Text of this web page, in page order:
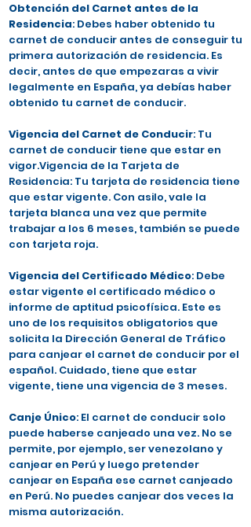
Obtención del Carnet antes de la
Residencia: Debes haber obtenido tu
carnet de conducir antes de conseguir tu
primera autorización de residencia. Es
decir, antes de que empezaras a vivir
legalmente en España, ya debías haber
obtenido tu carnet de conducir.
Vigencia del Carnet de Conducir: Tu
carnet de conducir tiene que estar en
vigor.Vigencia de la Tarjeta de
Residencia: Tu tarjeta de residencia tiene
que estar vigente. Con asilo, vale la
tarjeta blanca una vez que permite
trabajar a los 6 meses, también se puede
con tarjeta roja.
Vigencia del Certificado Médico: Debe
estar vigente el certificado médico o
informe de aptitud psicofísica. Este es
uno de los requisitos obligatorios que
solicita la Dirección General de Tráfico
para canjear el carnet de conducir por el
español. Cuidado, tiene que estar
vigente, tiene una vigencia de 3 meses.
Canje Único: El carnet de conducir solo
puede haberse canjeado una vez. No se
permite, por ejemplo, ser venezolano y
canjear en Perú y luego pretender
canjear en España ese carnet canjeado
en Perú. No puedes canjear dos veces la
misma autorización.